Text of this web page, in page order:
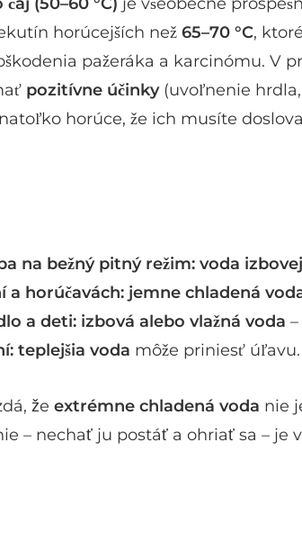
horúcejších než 65–70 °C,
pažeráka a karcinómu. V
pozitívne účinky(uvoľnenie hrdla,
horúce, že ich musíte
na bežný pitný režim: voda
a horúčavách: jemne chladená
a deti: izbová alebo vlažná voda
teplejšia voda môže priniesť úľavu.
že extrémne chladená voda nie
– nechať ju postáť a ohriať sa – je